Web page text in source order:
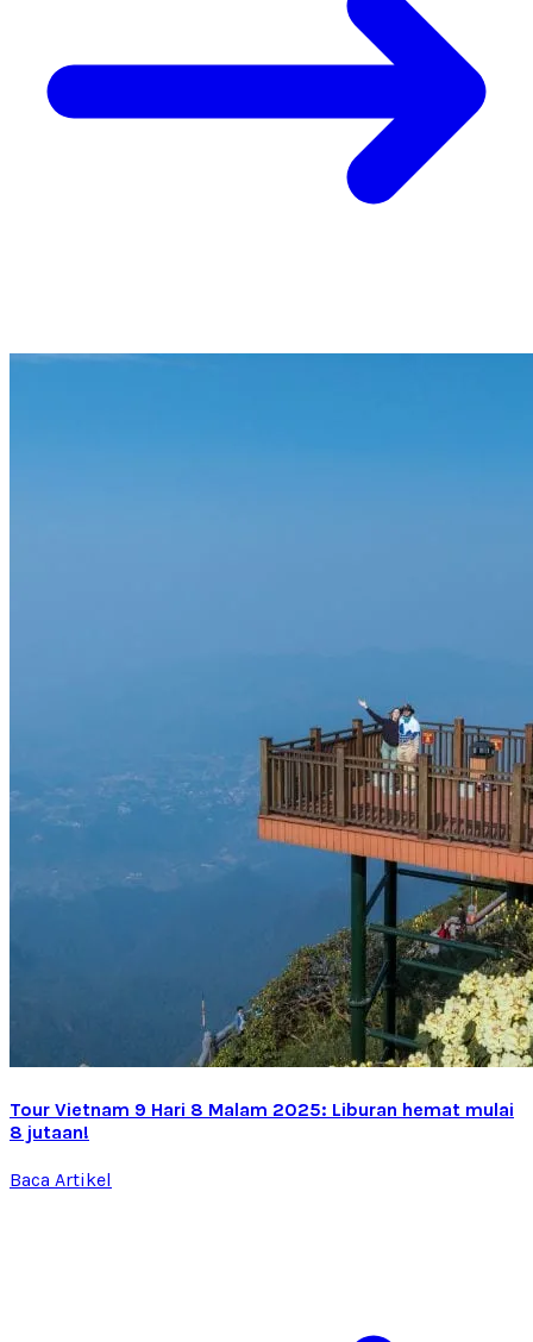
Tour Vietnam 9 Hari 8 Malam 2025: Liburan hemat mulai
8 jutaan!
Baca Artikel